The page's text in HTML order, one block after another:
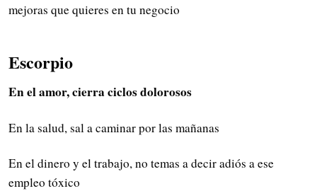
mejoras que quieres en tu negocio
Escorpio
En el amor, cierra ciclos dolorosos
En la salud, sal a caminar por las mañanas
En el dinero y el trabajo, no temas a decir adiós a ese
empleo tóxico